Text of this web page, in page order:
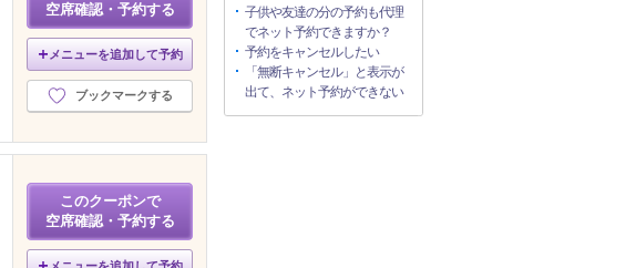
空席確認・予約する
メニューを追加して予約
ブックマークする
このクーポンで
空席確認・予約する
メニューを追加して予約
子供や友達の分の予約も代理
でネット予約できますか？
予約をキャンセルしたい
「無断キャンセル」と表示が
出て、ネット予約ができない